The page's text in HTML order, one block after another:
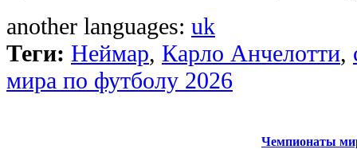
another languages: uk
Теги: Неймар, Карло Анчелотти,
мира по футболу 2026
Чемпионаты